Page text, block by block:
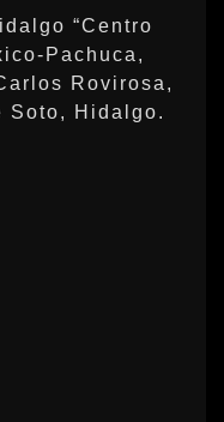
“Centro
Pachuca,
Rovirosa,
Soto, Hidalgo.